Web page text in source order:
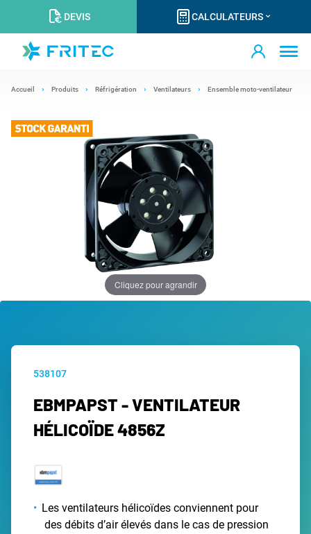
DEVIS CALCULATEURS
Accueil Produits Réfrigération Ventilateurs Ensemble moto-ventilateur
Cliquez pour agrandir
538107
EBMPAPST - VENTILATEUR
HÉLICOÏDE 4856Z
Les ventilateurs hélicoïdes conviennent pour
des débits d’air élevés dans le cas de pression